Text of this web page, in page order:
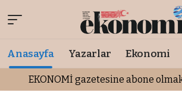
Anasayfa Yazarlar Ekonomi
EKONOMİ gazetesine abone